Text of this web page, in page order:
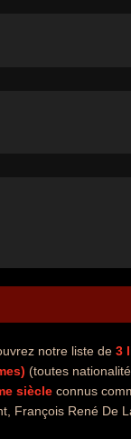
notre liste de 3
(toutes
siècle connus
François René De